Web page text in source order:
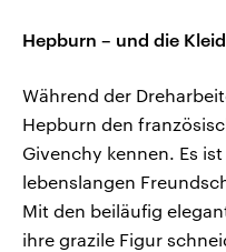
Hepburn – und die
Während der
Hepburn den
Givenchy kennen. Es
lebenslangen
Mit den beiläufig
ihre grazile Figur